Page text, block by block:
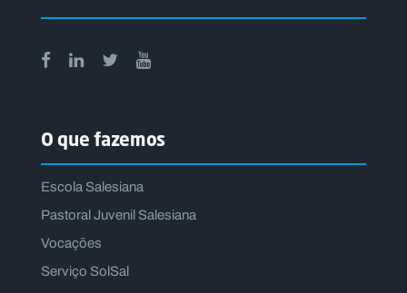
O que fazemos
Escola Salesiana
Pastoral Juvenil Salesiana
Vocações
Serviço SolSal